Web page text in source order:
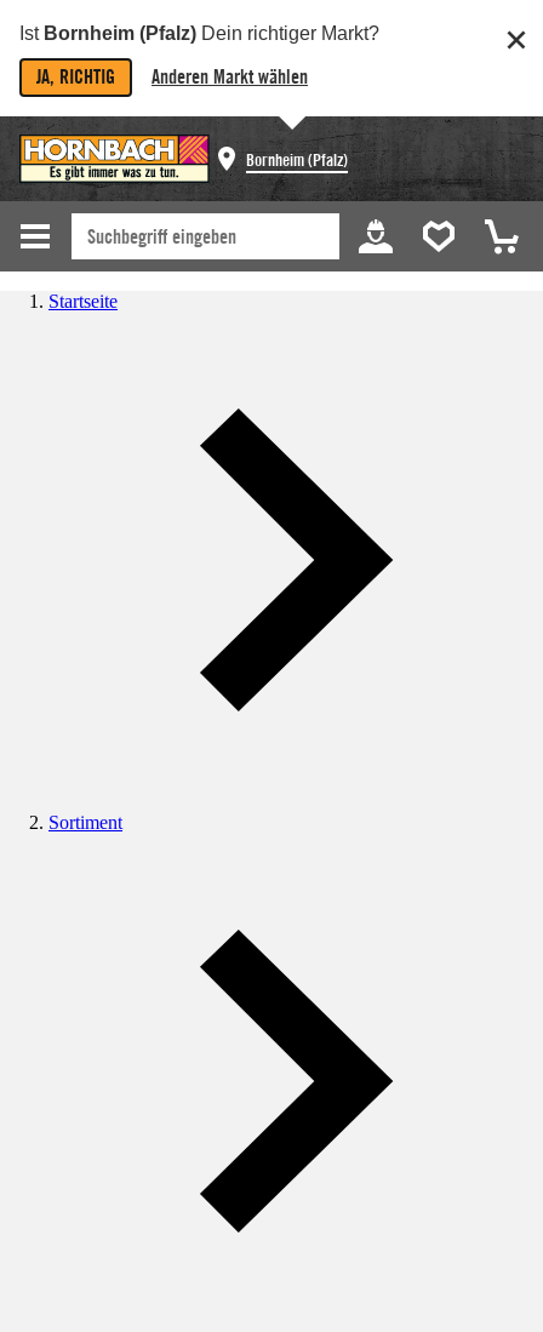
Ist Bornheim (Pfalz) Dein richtiger Markt?
JA, RICHTIG Anderen Markt wählen
Bornheim (Pfalz)
Startseite
Sortiment